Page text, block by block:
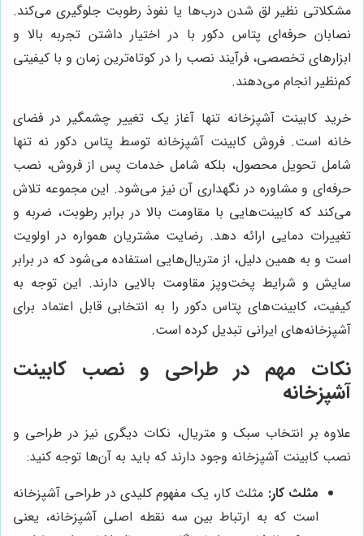
مشکلاتی نظیر لق شدن درب‌ها یا نفوذ رطوبت جلوگیری می‌کند.
نصابان حرفه‌ای پتاس دکور با در اختیار داشتن تجربه بالا و
ابزارهای تخصصی، فرآیند نصب را در کوتاه‌ترین زمان و با کیفیتی
کم‌نظیر انجام می‌دهند.
خرید کابینت آشپزخانه تنها آغاز یک تغییر چشمگیر در فضای
خانه است. فروش کابینت آشپزخانه توسط پتاس دکور نه تنها
شامل تحویل محصول، بلکه شامل خدمات پس از فروش، نصب
حرفه‌ای و مشاوره در نگهداری آن نیز می‌شود. این مجموعه تلاش
می‌کند که کابینت‌هایی با مقاومت بالا در برابر رطوبت، ضربه و
تغییرات دمایی ارائه دهد. رضایت مشتریان همواره در اولویت
است و به همین دلیل، از متریال‌هایی استفاده می‌شود که در برابر
سایش و شرایط پخت‌وپز مقاومت بالایی دارند. این توجه به
کیفیت، کابینت‌های پتاس دکور را به انتخابی قابل اعتماد برای
آشپزخانه‌های ایرانی تبدیل کرده است.
نکات مهم در طراحی و نصب کابینت
آشپزخانه
علاوه بر انتخاب سبک و متریال، نکات دیگری نیز در طراحی و
نصب کابینت آشپزخانه وجود دارند که باید به آن‌ها توجه کنید:
مثلث کار: مثلث کار، یک مفهوم کلیدی در طراحی آشپزخانه
است که به ارتباط بین سه نقطه اصلی آشپزخانه، یعنی